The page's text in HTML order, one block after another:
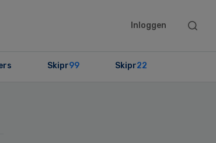
Inloggen
Search
Skipr99 Skipr22